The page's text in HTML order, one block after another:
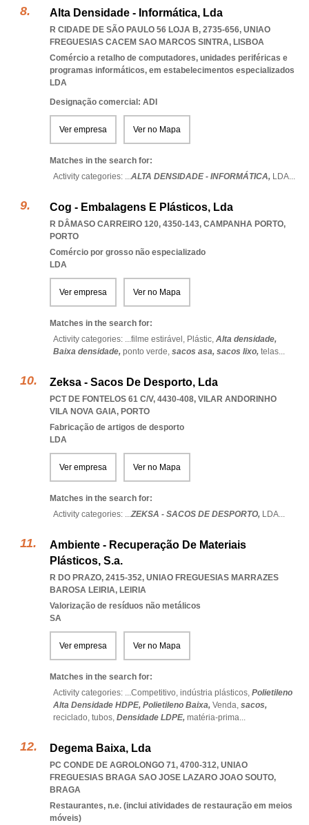
Alta Densidade - Informática, Lda
R CIDADE DE SÃO PAULO 56 LOJA B, 2735-656, UNIAO
FREGUESIAS CACEM SAO MARCOS SINTRA, LISBOA
Comércio a retalho de computadores, unidades periféricas e
programas informáticos, em estabelecimentos especializados
LDA
Designação comercial: ADI
Ver empresa Ver no Mapa
Matches in the search for:
Activity categories: ...ALTA DENSIDADE - INFORMÁTICA, LDA...
Cog - Embalagens E Plásticos, Lda
R DÂMASO CARREIRO 120, 4350-143, CAMPANHA PORTO,
PORTO
Comércio por grosso não especializado
LDA
Ver empresa Ver no Mapa
Matches in the search for:
Activity categories: ...filme estirável, Plástic, Alta densidade,
Baixa densidade, ponto verde, sacos asa, sacos lixo, telas...
Zeksa - Sacos De Desporto, Lda
PCT DE FONTELOS 61 C/V, 4430-408, VILAR ANDORINHO
VILA NOVA GAIA, PORTO
Fabricação de artigos de desporto
LDA
Ver empresa Ver no Mapa
Matches in the search for:
Activity categories: ...ZEKSA - SACOS DE DESPORTO, LDA...
Ambiente - Recuperação De Materiais
Plásticos, S.a.
R DO PRAZO, 2415-352, UNIAO FREGUESIAS MARRAZES
BAROSA LEIRIA, LEIRIA
Valorização de resíduos não metálicos
SA
Ver empresa Ver no Mapa
Matches in the search for:
Activity categories: ...Competitivo, indústria plásticos, Polietileno
Alta Densidade HDPE, Polietileno Baixa, Venda, sacos,
reciclado, tubos, Densidade LDPE, matéria-prima...
Degema Baixa, Lda
PC CONDE DE AGROLONGO 71, 4700-312, UNIAO
FREGUESIAS BRAGA SAO JOSE LAZARO JOAO SOUTO,
BRAGA
Restaurantes, n.e. (inclui atividades de restauração em meios
móveis)